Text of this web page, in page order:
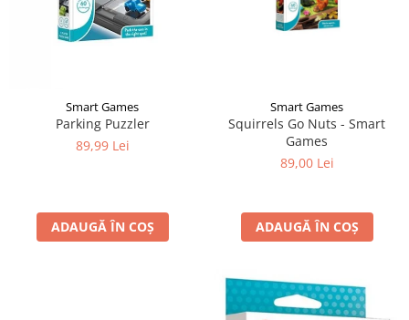
Smart Games
Parking Puzzler
89,99 Lei
ADAUGĂ ÎN COȘ
Smart Games
Squirrels Go Nuts - Smart
Games
89,00 Lei
ADAUGĂ ÎN COȘ